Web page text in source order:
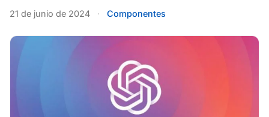
21 de junio de 2024 · Componentes